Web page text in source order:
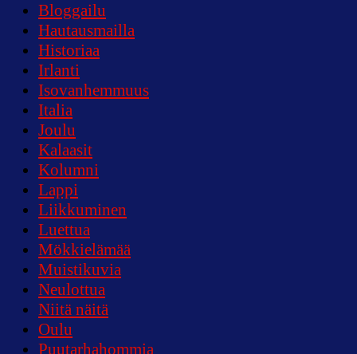
Bloggailu
Hautausmailla
Historiaa
Irlanti
Isovanhemmuus
Italia
Joulu
Kalaasit
Kolumni
Lappi
Liikkuminen
Luettua
Mökkielämää
Muistikuvia
Neulottua
Niitä näitä
Oulu
Puutarhahommia